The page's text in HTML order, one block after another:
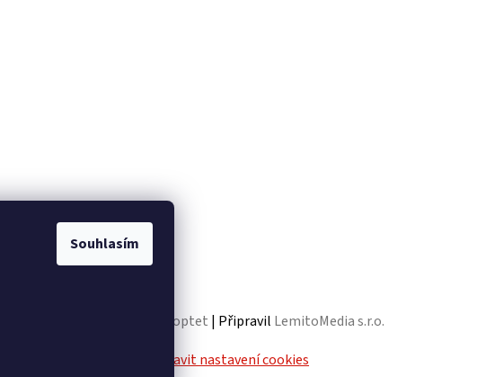
Souhlasím
Vytvořil Shoptet | Připravil LemitoMedia s.r.o.
Upravit nastavení cookies